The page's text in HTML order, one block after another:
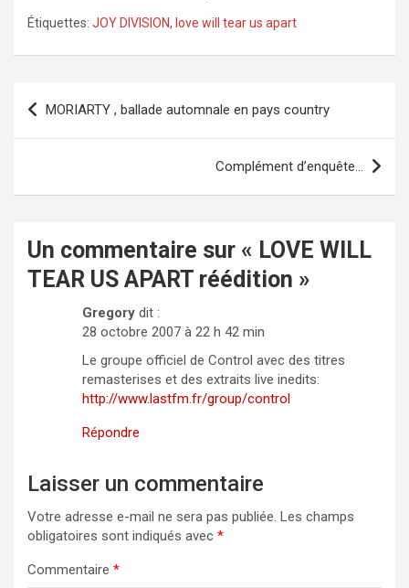
Étiquettes: JOY DIVISION, love will tear us apart
Navigation
de
MORIARTY , ballade automnale en pays country
Complément d’enquête…
Un commentaire sur « LOVE WILL
TEAR US APART réédition »
Gregory dit :
28 octobre 2007 à 22 h 42 min
Le groupe officiel de Control avec des titres
remasterises et des extraits live inedits:
http://www.lastfm.fr/group/control
Répondre
Laisser un commentaire
Votre adresse e-mail ne sera pas publiée. Les champs
obligatoires sont indiqués avec *
Commentaire *